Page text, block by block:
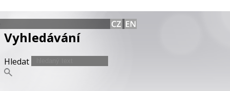
Vyhledávání
Hledat